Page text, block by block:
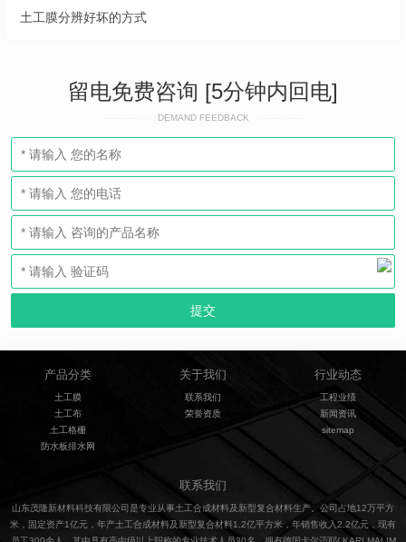
土工膜分辨好坏的方式
留电免费咨询 [5分钟内回电]
DEMAND FEEDBACK
产品分类
土工膜
土工布
土工格栅
防水板排水网
关于我们
联系我们
荣誉资质
行业动态
工程业绩
新闻资讯
sitemap
联系我们
山东茂隆新材料科技有限公司是专业从事土工合成材料及新型复合材料生产。公司占地12万平方
米，固定资产1亿元，年产土工合成材料及新型复合材料1.2亿平方米，年销售收入2.2亿元，现有